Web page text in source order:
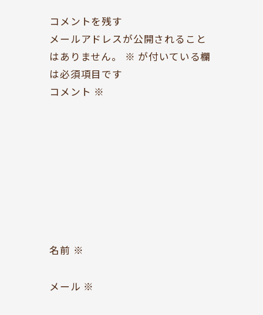
開いてる？
SCHEDULE AUDIO
ドッグセラピー
KOKORO SUPPORT
イベント情報
コメントを残す
メールアドレスが公開されること
はありません。
※ が付いている欄
は必須項目です
コメント ※
名前 ※
メール ※